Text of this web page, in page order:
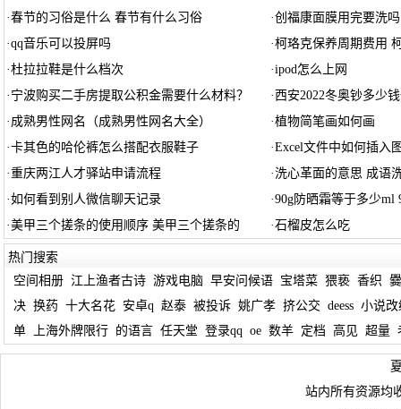
·春节的习俗是什么 春节有什么习俗 ·创福康面膜用完要洗吗
·qq音乐可以投屏吗 ·柯珞克保养周期费用
·杜拉拉鞋是什么档次 ·ipod怎么上网
· 宁波购买二手房提取公积金需要什么材料？ · 西安2022冬奥钞多少
· 成熟男性网名（成熟男性网名大全） ·植物简笔画如何画
·卡其色的哈伦裤怎么搭配衣服鞋子 ·Excel文件中如何插入
·重庆两江人才驿站申请流程 · 洗心革面的意思 成语
·如何看到别人微信聊天记录 ·90g防晒霜等于多少ml
·美甲三个搓条的使用顺序 美甲三个搓条的 ·石榴皮怎么吃
热门搜索
空间相册 江上渔者古诗 游戏电脑 早安问候语 宝塔菜 猥亵 香织
决 换药 十大名花 安卓q 赵泰 被投诉 姚广孝 挤公交 deess 小说改
单
上海外牌限行 的语言 任天堂 登录qq oe 数羊 定档 高见 超量
站内所有资源均